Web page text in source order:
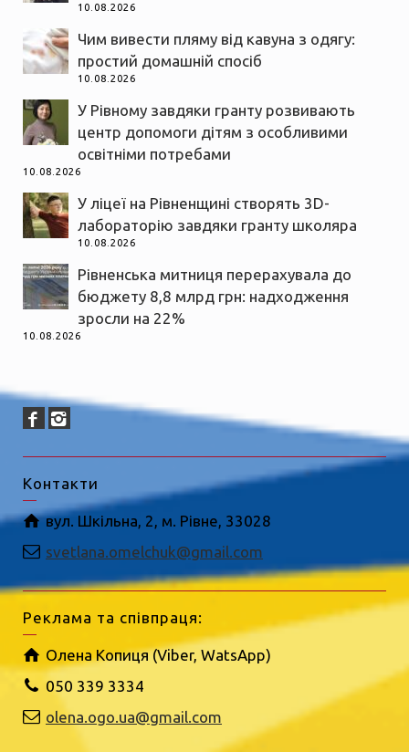
10.08.2026
Чим вивести пляму від кавуна з одягу:
простий домашній спосіб
10.08.2026
У Рівному завдяки гранту розвивають
центр допомоги дітям з особливими
освітніми потребами
10.08.2026
У ліцеї на Рівненщині створять 3D-
лабораторію завдяки гранту школяра
10.08.2026
Рівненська митниця перерахувала до
бюджету 8,8 млрд грн: надходження
зросли на 22%
10.08.2026
Контакти
вул. Шкільна, 2, м. Рівне, 33028
svetlana.omelchuk@gmail.com
Реклама та співпраця:
Олена Копиця (Viber, WatsApp)
050 339 3334
olena.ogo.ua@gmail.com